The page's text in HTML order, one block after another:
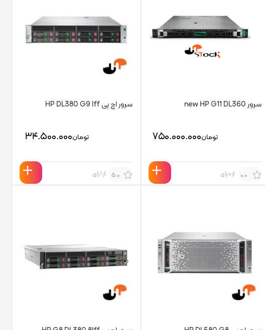
سرور new HP G11 DL360
تومان۷۵۰.۰۰۰.۰۰۰
0.0 از 0 رای
سرور اچ پی HP DL380 G9 lff
تومان۳۴.۵۰۰.۰۰۰
5.0 از 1 رای